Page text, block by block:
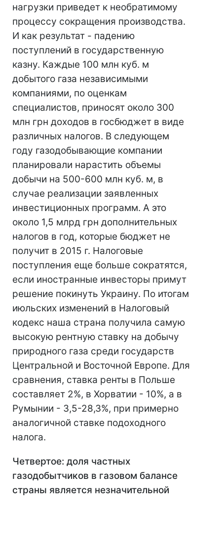
нагрузки приведет к необратимому
процессу сокращения производства.
И как результат - падению
поступлений в государственную
казну. Каждые 100 млн куб. м
добытого газа независимыми
компаниями, по оценкам
специалистов, приносят около 300
млн грн доходов в госбюджет в виде
различных налогов. В следующем
году газодобывающие компании
планировали нарастить объемы
добычи на 500-600 млн куб. м, в
случае реализации заявленных
инвестиционных программ. А это
около 1,5 млрд грн дополнительных
налогов в год, которые бюджет не
получит в 2015 г. Налоговые
поступления еще больше сократятся,
если иностранные инвесторы примут
решение покинуть Украину. По итогам
июльских изменений в Налоговый
кодекс наша страна получила самую
высокую рентную ставку на добычу
природного газа среди государств
Центральной и Восточной Европе. Для
сравнения, ставка ренты в Польше
составляет 2%, в Хорватии - 10%, а в
Румынии - 3,5-28,3%, при примерно
аналогичной ставке подоходного
налога.
Четвертое: доля частных
газодобытчиков в газовом балансе
страны является незначительной